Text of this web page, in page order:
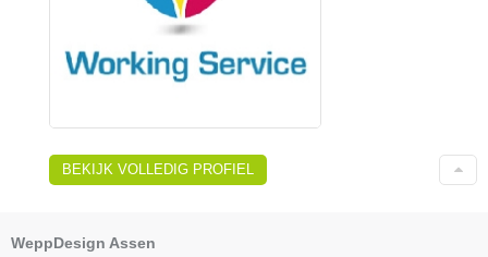
BEKIJK VOLLEDIG PROFIEL
WeppDesign Assen